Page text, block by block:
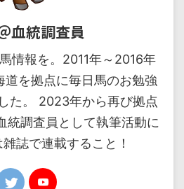
血統調査員
情報を。2011年～2016年
道を拠点に毎日馬のお勉強
た。 2023年から再び拠点
統調査員として執筆活動に
誌で連載すること！